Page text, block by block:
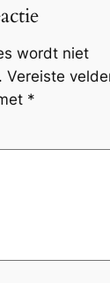
wordt niet
Vereiste
*